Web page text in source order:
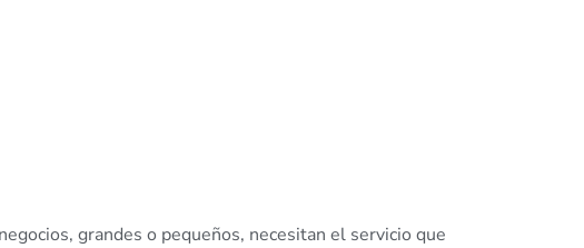
grandes o pequeños, necesitan el servicio que